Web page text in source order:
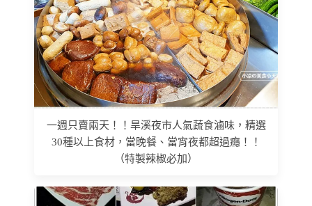
一週只賣兩天！！旱溪夜市人氣蔬食滷味，精選
30種以上食材，當晚餐、當宵夜都超過癮！！
（特製辣椒必加）